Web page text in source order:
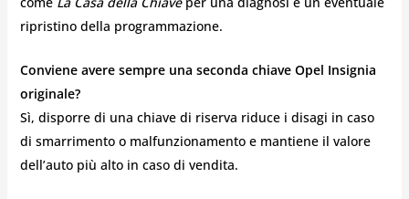
ripristino della programmazione.
Conviene avere sempre una seconda chiave Opel Insignia
originale?
Sì, disporre di una chiave di riserva riduce i disagi in caso
di smarrimento o malfunzionamento e mantiene il valore
dell’auto più alto in caso di vendita.